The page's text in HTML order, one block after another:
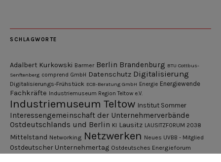
SCHLAGWORTE
Adalbert Kurkowski Barmer Berlin Brandenburg BTU Cottbus-
Senftenberg comprend GmbH Datenschutz Digitalisierung
Digitalisierungs-Frühstück ECB-Beratung GmbH Energie Energiewende
Fachkräfte Industriemuseum Region Teltow e.V.
Industriemuseum Teltow Institut Sommer
Interessengemeinschaft der Unternehmerverbände
Ostdeutschlands und Berlin KI Lausitz LAUSITZFORUM 2038
Mittelstand Networking Netzwerken Neues UVBB - Mitglied
Ostdeutscher Unternehmertag Ostdeutsches Energieforum
Pressemitteilung